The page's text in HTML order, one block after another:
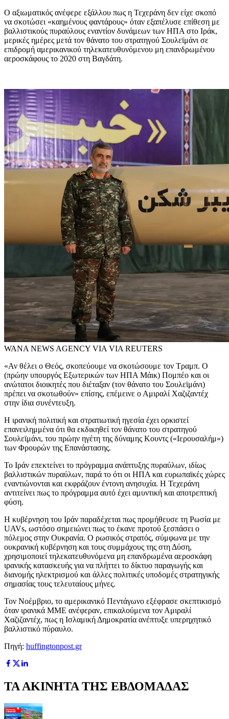
Ο αξιωματικός ανέφερε εξάλλου πως η Τεχεράνη δεν είχε σκοπό
να σκοτώσει «καημένους φαντάρους» όταν εξαπέλυσε επίθεση με
βαλλιστικούς πυραύλους εναντίον δυνάμεων των ΗΠΑ στο Ιράκ,
μερικές ημέρες μετά τον θάνατο του στρατηγού Σουλεϊμάνι σε
επιδρομή αμερικανικού τηλεκατευθυνόμενου μη επανδρωμένου
αεροσκάφους το 2020 στη Βαγδάτη.
WANA NEWS AGENCY VIA VIA REUTERS
«Αν θέλει ο Θεός, σκοπεύουμε να σκοτώσουμε τον Τραμπ. Ο
(πρώην υπουργός Εξωτερικών των ΗΠΑ Μάικ) Πομπέο και οι
ανώτατοι διοικητές που διέταξαν (τον θάνατο του Σουλεϊμάνι)
πρέπει να σκοτωθούν» επίσης, επέμεινε ο Αμιραλί Χαζιζαντέχ
στην ίδια συνέντευξη.
Η ιρανική πολιτική και στρατιωτική ηγεσία έχει ορκιστεί
επανειλημμένα ότι θα εκδικηθεί τον θάνατο του στρατηγού
Σουλεϊμάνι, του πρώην ηγέτη της δύναμης Κουντς («Ιερουσαλήμ»)
των Φρουρών της Επανάστασης.
Το Ιράν επεκτείνει το πρόγραμμα ανάπτυξης πυραύλων, ιδίως
βαλλιστικών πυραύλων, παρά το ότι οι ΗΠΑ και ευρωπαϊκές χώρες
εναντιώνονται και εκφράζουν έντονη ανησυχία. Η Τεχεράνη
αντιτείνει πως το πρόγραμμα αυτό έχει αμυντική και αποτρεπτική
φύση.
Η κυβέρνηση του Ιράν παραδέχεται πως προμήθευσε τη Ρωσία με
UAVs, ωστόσο σημειώνει πως το έκανε προτού ξεσπάσει ο
πόλεμος στην Ουκρανία. Ο ρωσικός στρατός, σύμφωνα με την
ουκρανική κυβέρνηση και τους συμμάχους της στη Δύση,
χρησιμοποιεί τηλεκατευθυνόμενα μη επανδρωμένα αεροσκάφη
ιρανικής κατασκευής για να πλήττει το δίκτυο παραγωγής και
διανομής ηλεκτρισμού και άλλες πολιτικές υποδομές στρατηγικής
σημασίας τους τελευταίους μήνες.
Τον Νοέμβριο, το αμερικανικό Πεντάγωνο εξέφρασε σκεπτικισμό
όταν ιρανικά ΜΜΕ ανέφεραν, επικαλούμενα τον Αμιραλί
Χαζιζαντέχ, πως η Ισλαμική Δημοκρατία ανέπτυξε υπερηχητικό
βαλλιστικό πύραυλο.
Πηγή: huffingtonpost.gr
ΤΑ ΑΚΙΝΗΤΑ ΤΗΣ ΕΒΔΟΜΑΔΑΣ